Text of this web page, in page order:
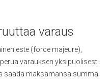
varaus
este (force majeure),
varauksen yksipuolisesti.
saada maksamansa summa